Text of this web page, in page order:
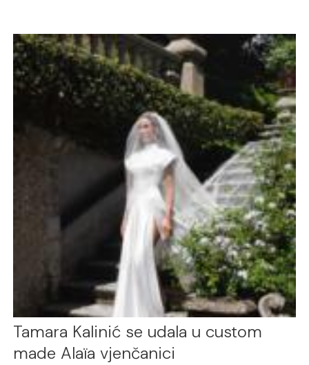
Tamara Kalinić se udala u custom
made Alaïa vjenčanici